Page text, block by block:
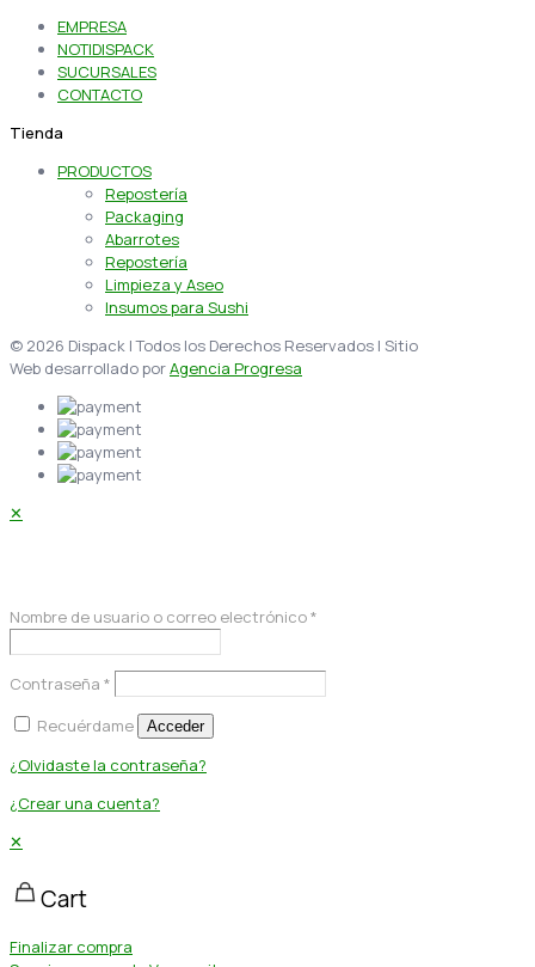
EMPRESA
NOTIDISPACK
SUCURSALES
CONTACTO
Tienda
PRODUCTOS
Repostería
Packaging
Abarrotes
Repostería
Limpieza y Aseo
Insumos para Sushi
© 2026 Dispack | Todos los Derechos Reservados | Sitio
Web desarrollado porAgencia Progresa
✕
Nombre de usuario o correo electrónico*
Contraseña *
Recuérdame
Acceder
¿Olvidaste la contraseña?
¿Crear una cuenta?
✕
Cart
Finalizar compra